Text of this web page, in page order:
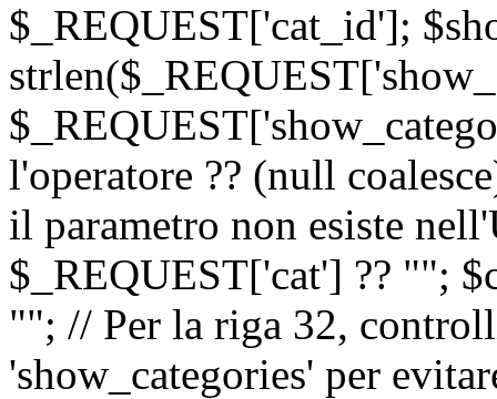
$_REQUEST['cat_id'];
l'operatore ?? (null
il parametro non esiste
$_REQUEST['cat'] ?? "";
""; // Per la riga 32,
'show_categories' per